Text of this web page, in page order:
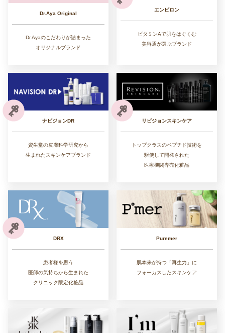
Dr.Aya Original
Dr.Ayaのこだわりが詰まった
オリジナルブランド
エンビロン
ビタミンAで肌をはぐくむ
美容通が選ぶブランド
ナビジョンDR
資生堂の皮膚科学研究から
生まれたスキンケアブランド
リビジョンスキンケア
トップクラスのペプチド技術を
駆使して開発された
医療機関専売化粧品
DRX
患者様を思う
医師の気持ちから生まれた
クリニック限定化粧品
Puremer
肌本来が持つ「再生力」に
フォーカスしたスキンケア